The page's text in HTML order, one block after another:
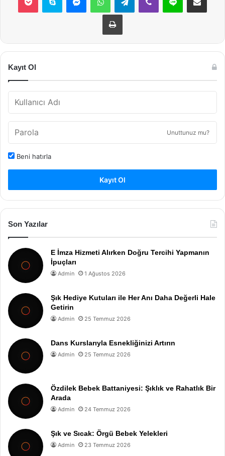
Yazdır
Kayıt Ol
Unuttunuz mu?
Beni hatırla
Kayıt Ol
Son Yazılar
E İmza Hizmeti Alırken Doğru Tercihi Yapmanın
İpuçları
Admin 1 Ağustos 2026
Şık Hediye Kutuları ile Her Anı Daha Değerli Hale
Getirin
Admin 25 Temmuz 2026
Dans Kurslarıyla Esnekliğinizi Artırın
Admin 25 Temmuz 2026
Özdilek Bebek Battaniyesi: Şıklık ve Rahatlık Bir
Arada
Admin 24 Temmuz 2026
Şık ve Sıcak: Örgü Bebek Yelekleri
Admin 23 Temmuz 2026